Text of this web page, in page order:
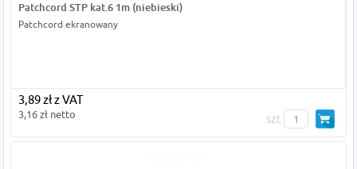
Patchcord STP kat.6 1m (niebieski)
Patchcord ekranowany
3,89 zł z VAT
3,16 zł netto szt